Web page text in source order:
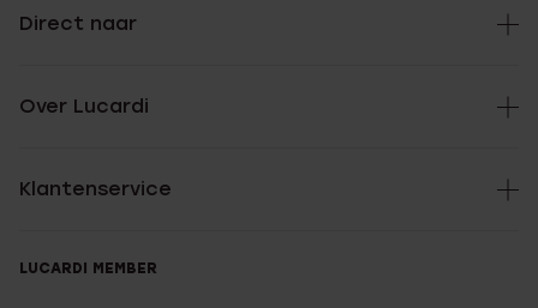
Direct naar
Over Lucardi
Klantenservice
LUCARDI MEMBER